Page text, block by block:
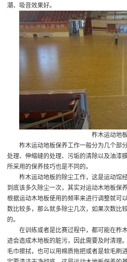
潮、吸音效果好。
柞木运动地
柞木运动地板保养工作一般分为几个部
处理、伸缩缝的处理、污垢的清除以及油漆
所采用的保养技巧也是不同的。
柞木运动地板的除尘工作，这是运动馆
到底该多久除尘一次，其实对运动木地板保
根据运动木地板使用的频率来进行调整就可
数比较多，那么就多除尘几次，如果次数比
的。
在训练或者是比赛过程中，都可能在柞
迹会造成木地板的脏污，因此需要及时清理
毛巾擦拭，也可以用棉质拖把或者是软毛刷